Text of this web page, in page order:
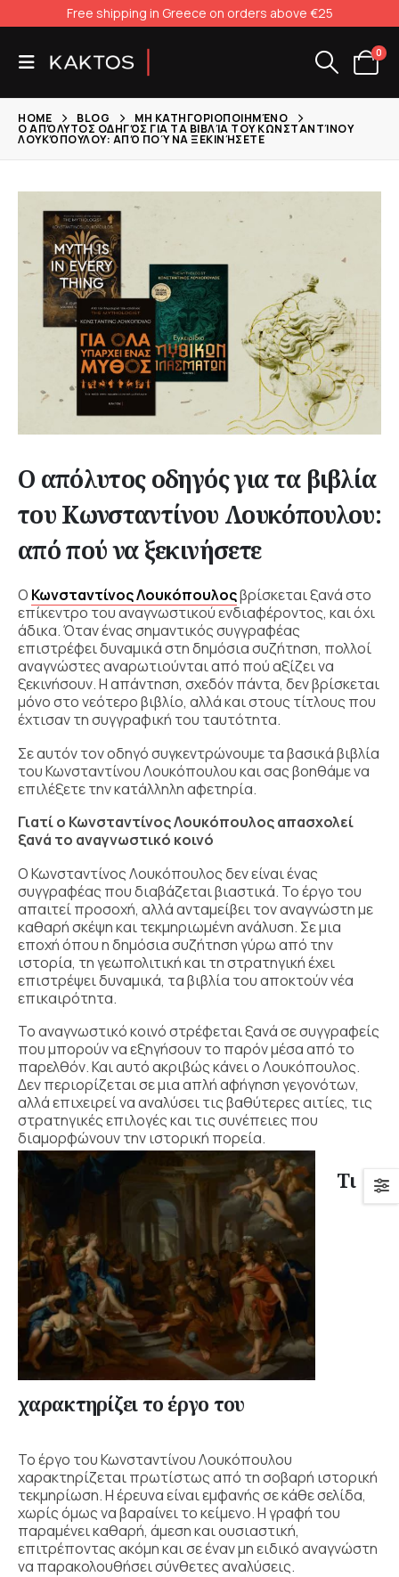
Free shipping in Greece on orders above €25
0
HOME BLOG ΜΗ ΚΑΤΗΓΟΡΙΟΠΟΙΗΜΈΝΟ
Ο ΑΠΌΛΥΤΟΣ ΟΔΗΓΌΣ ΓΙΑ ΤΑ ΒΙΒΛΊΑ ΤΟΥ ΚΩΝΣΤΑΝΤΊΝΟΥ
ΛΟΥΚΌΠΟΥΛΟΥ: ΑΠΌ ΠΟΎ ΝΑ ΞΕΚΙΝΉΣΕΤΕ
Ο απόλυτος οδηγός για τα βιβλία
του Κωνσταντίνου Λουκόπουλου:
από πού να ξεκινήσετε
Ο Κωνσταντίνος Λουκόπουλοςβρίσκεται ξανά στο
επίκεντρο του αναγνωστικού ενδιαφέροντος, και όχι
άδικα. Όταν ένας σημαντικός συγγραφέας
επιστρέφει δυναμικά στη δημόσια συζήτηση, πολλοί
αναγνώστες αναρωτιούνται από πού αξίζει να
ξεκινήσουν. Η απάντηση, σχεδόν πάντα, δεν βρίσκεται
μόνο στο νεότερο βιβλίο, αλλά και στους τίτλους που
έχτισαν τη συγγραφική του ταυτότητα.
Σε αυτόν τον οδηγό συγκεντρώνουμε τα βασικά βιβλία
του Κωνσταντίνου Λουκόπουλου και σας βοηθάμε να
επιλέξετε την κατάλληλη αφετηρία.
Γιατί ο Κωνσταντίνος Λουκόπουλος απασχολεί
ξανά το αναγνωστικό κοινό
Ο Κωνσταντίνος Λουκόπουλος δεν είναι ένας
συγγραφέας που διαβάζεται βιαστικά. Το έργο του
απαιτεί προσοχή, αλλά ανταμείβει τον αναγνώστη με
καθαρή σκέψη και τεκμηριωμένη ανάλυση. Σε μια
εποχή όπου η δημόσια συζήτηση γύρω από την
ιστορία, τη γεωπολιτική και τη στρατηγική έχει
επιστρέψει δυναμικά, τα βιβλία του αποκτούν νέα
επικαιρότητα.
Το αναγνωστικό κοινό στρέφεται ξανά σε συγγραφείς
που μπορούν να εξηγήσουν το παρόν μέσα από το
παρελθόν. Και αυτό ακριβώς κάνει ο Λουκόπουλος.
Δεν περιορίζεται σε μια απλή αφήγηση γεγονότων,
αλλά επιχειρεί να αναλύσει τις βαθύτερες αιτίες, τις
στρατηγικές επιλογές και τις συνέπειες που
διαμορφώνουν την ιστορική πορεία.
Τι
χαρακτηρίζει το έργο του
Το έργο του Κωνσταντίνου Λουκόπουλου
χαρακτηρίζεται πρωτίστως από τη σοβαρή ιστορική
τεκμηρίωση. Η έρευνα είναι εμφανής σε κάθε σελίδα,
χωρίς όμως να βαραίνει το κείμενο. Η γραφή του
παραμένει καθαρή, άμεση και ουσιαστική,
επιτρέποντας ακόμη και σε έναν μη ειδικό αναγνώστη
να παρακολουθήσει σύνθετες αναλύσεις.